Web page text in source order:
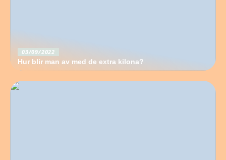
03/09/2022
Hur blir man av med de extra kilona?